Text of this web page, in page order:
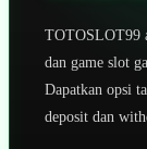
TOTOSLOT99
dan game slot
Dapatkan opsi
deposit dan